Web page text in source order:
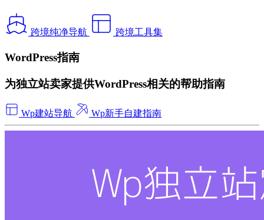
跨境纯净导航 跨境工具集
WordPress指南
为独立站卖家提供WordPress相关的帮助指南
Wp建站导航 Wp新手自建指南